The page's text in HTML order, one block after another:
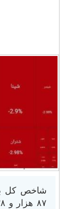
شاخص کل